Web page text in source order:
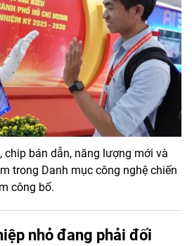
chip bán dẫn, năng lượng mới và
trong Danh mục công nghệ chiến
công bố.
nhỏ đang phải đối